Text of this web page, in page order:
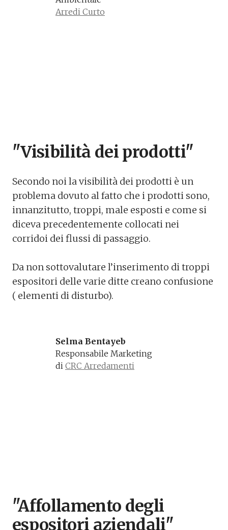
Arredi Curto
"Visibilità dei prodotti"
Secondo noi la visibilità dei prodotti è un
problema dovuto al fatto che i prodotti sono,
innanzitutto, troppi, male esposti e come si
diceva precedentemente collocati nei
corridoi dei flussi di passaggio.
Da non sottovalutare l’inserimento di troppi
espositori delle varie ditte creano confusione
( elementi di disturbo).
Selma Bentayeb
Responsabile Marketing
di CRC Arredamenti
"Affollamento degli
espositori aziendali"